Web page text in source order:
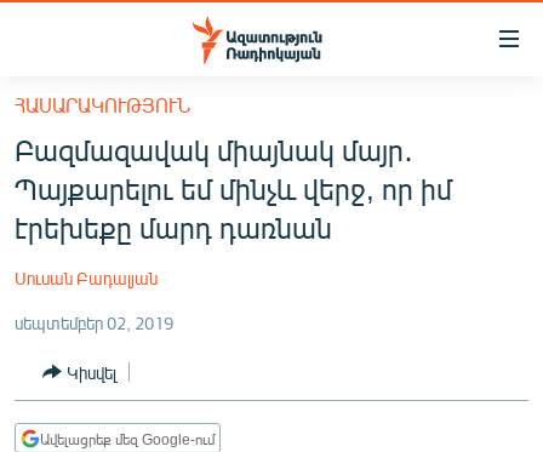
Մատչելիության
հիմնական
բովանդակությանը
Անցնել
հիմնական
մենյուին
ՀԱՅԱՍՏԱՆ
ՔԱՂԱՔԱԿԱՆ
ՏՆՏԵՍՈՒԹՅՈՒՆ
ՂԱՐԱԲԱՂ
ՀԱՍԱՐԱԿՈՒԹՅՈՒՆ
Բազմազավակ միայնակ մայր․
Պայքարելու եմ մինչև վերջ, որ իմ
էրեխեքը մարդ դառնան
Սուսան Բադալյան
սեպտեմբեր 02, 2019
Կիսվել
Ավելացրեք մեզ Google-ում